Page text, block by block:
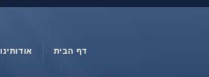
דף הבית אודותינו